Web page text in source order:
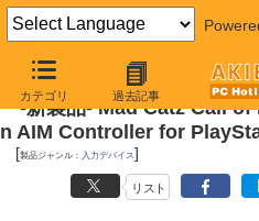
カテゴリ 過去記事
2010年11月6日号
-新製品- Mad Catz Call of
n AIM Controller for
[製品ジャンル： 入力デバイス]
リスト